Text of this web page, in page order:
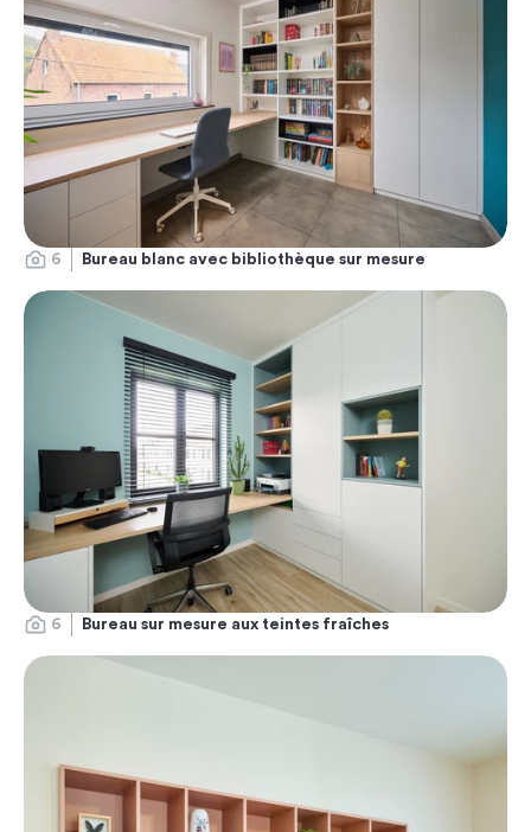
6 Bureau blanc avec bibliothèque sur mesure
6 Bureau sur mesure aux teintes fraîches